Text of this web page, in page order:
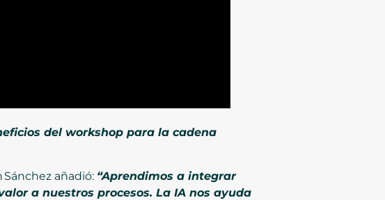
del workshop para la cadena
Sánchez añadió: “Aprendimos a integrar
a nuestros procesos. La IA nos ayuda